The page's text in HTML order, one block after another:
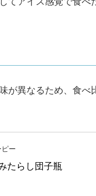
が異なるため、食べ
ー
たらし団子瓶